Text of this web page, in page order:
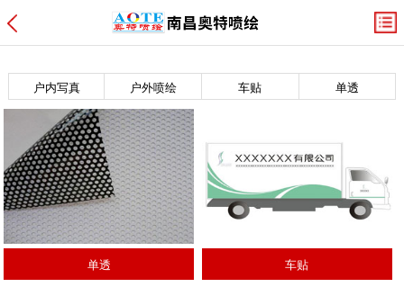
户内写真 户外喷绘 车贴 单透
单透 车贴